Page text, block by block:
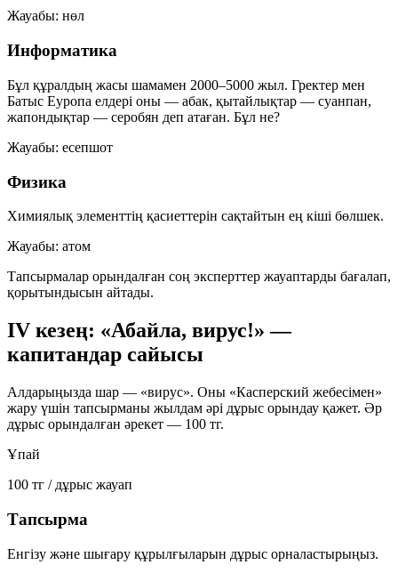
Жауабы: нөл
Информатика
Бұл құралдың жасы шамамен 2000–5000 жыл. Гректер мен
Батыс Еуропа елдері оны — абак, қытайлықтар — суанпан,
жапондықтар — серобян деп атаған. Бұл не?
Жауабы: есепшот
Физика
Химиялық элементтің қасиеттерін сақтайтын ең кіші бөлшек.
Жауабы: атом
Тапсырмалар орындалған соң эксперттер жауаптарды бағалап,
қорытындысын айтады.
IV кезең: «Абайла, вирус!» —
капитандар сайысы
Алдарыңызда шар — «вирус». Оны «Касперский жебесімен»
жару үшін тапсырманы жылдам әрі дұрыс орындау қажет. Әр
дұрыс орындалған әрекет — 100 тг.
Ұпай
100 тг / дұрыс жауап
Тапсырма
Енгізу және шығару құрылғыларын дұрыс орналастырыңыз.